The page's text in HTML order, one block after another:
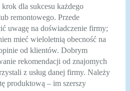
dla sukcesu każdego
remontowego. Przede
uwagę na doświadczenie firmy;
mieć wieloletnią obecność na
od klientów. Dobrym
rekomendacji od znajomych
z usług danej firmy. Należy
produktową – im szerszy